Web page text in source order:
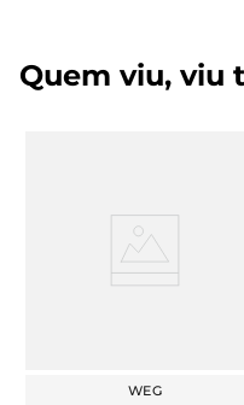
Quem viu, viu
WEG